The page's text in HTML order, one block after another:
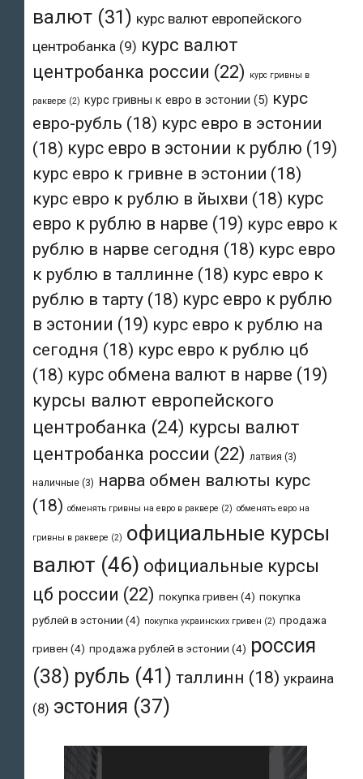
валют (31) курс валют европейского
центробанка (9) курс валют
центробанка россии (22) курс гривны в
раквере (2) курс гривны к евро в эстонии (5) курс
евро-рубль (18) курс евро в эстонии
(18) курс евро в эстонии к рублю (19)
курс евро к гривне в эстонии (18)
курс евро к рублю в йыхви (18) курс
евро к рублю в нарве (19) курс евро к
рублю в нарве сегодня (18) курс евро
к рублю в таллинне (18) курс евро к
рублю в тарту (18) курс евро к рублю
в эстонии (19) курс евро к рублю на
сегодня (18) курс евро к рублю цб
(18) курс обмена валют в нарве (19)
курсы валют европейского
центробанка (24) курсы валют
центробанка россии (22) латвия (3)
наличные (3) нарва обмен валюты курс
(18) обменять гривны на евро в раквере (2) обменять евро на
гривны в раквере (2) официальные курсы
валют (46) официальные курсы
цб россии (22) покупка гривен (4) покупка
рублей в эстонии (4) покупка украинских гривен (2) продажа
гривен (4) продажа рублей в эстонии (4) россия
(38) рубль (41) таллинн (18) украина
(8) эстония (37)